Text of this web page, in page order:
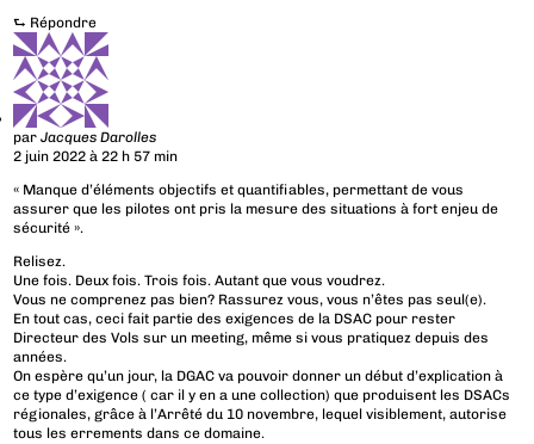
⮑ Répondre
parJacques Darolles
2 juin 2022 à 22 h 57 min
« Manque d’éléments objectifs et quantifiables, permettant de vous
assurer que les pilotes ont pris la mesure des situations à fort enjeu de
sécurité ».
Relisez.
Une fois. Deux fois. Trois fois. Autant que vous voudrez.
Vous ne comprenez pas bien? Rassurez vous, vous n’êtes pas seul(e).
En tout cas, ceci fait partie des exigences de la DSAC pour rester
Directeur des Vols sur un meeting, même si vous pratiquez depuis des
années.
On espère qu’un jour, la DGAC va pouvoir donner un début d’explication à
ce type d’exigence ( car il y en a une collection) que produisent les DSACs
régionales, grâce à l’Arrêté du 10 novembre, lequel visiblement, autorise
tous les errements dans ce domaine.